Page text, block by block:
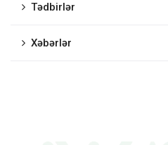
Tədbirlər
Xəbərlər